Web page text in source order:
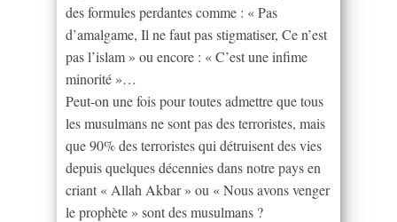
des formules perdantes comme : « Pas
d’amalgame, Il ne faut pas stigmatiser, Ce n’est
pas l’islam » ou encore : « C’est une infime
minorité »…
Peut-on une fois pour toutes admettre que tous
les musulmans ne sont pas des terroristes, mais
que 90% des terroristes qui détruisent des vies
depuis quelques décennies dans notre pays en
criant « Allah Akbar » ou « Nous avons venger
le prophète » sont des musulmans ?